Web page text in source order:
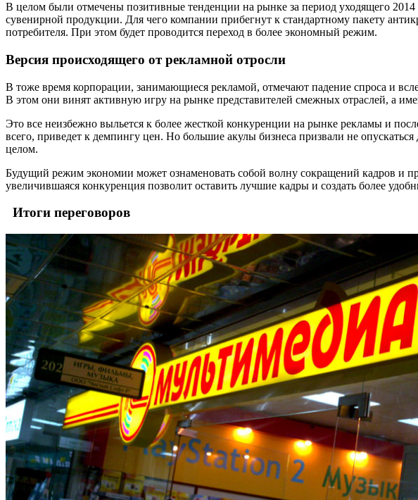
В целом были отмечены позитивные тенденции на рынке за период уходящего
сувенирной продукции. Для чего компании прибегнут к стандартному пакету
потребителя. При этом будет проводится переход в более экономный режим.
Версия происходящего от рекламной отросли
В тоже время корпорации, занимающиеся рекламой, отмечают падение спроса и
В этом они винят активную игру на рынке представителей смежных отраслей, а
Это все неизбежно выльется к более жесткой конкуренции на рынке рекламы и
всего, приведет к демпингу цен. Но большие акулы бизнеса призвали не
целом.
Будущий режим экономии может ознаменовать собой волну сокращений кадров и
увеличившаяся конкуренция позволит оставить лучшие кадры и создать более
Итоги переговоров